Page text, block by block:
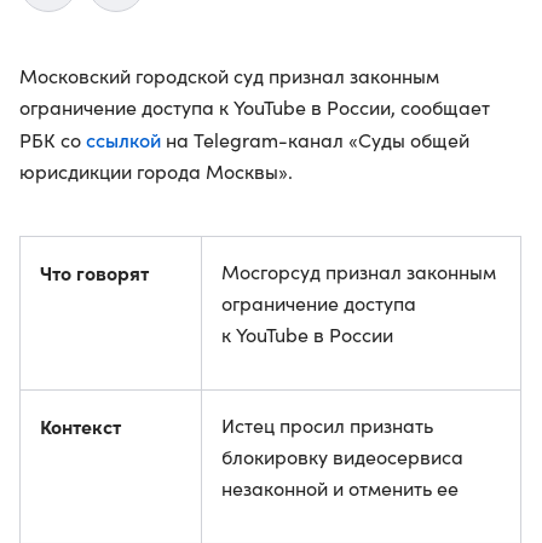
Московский городской суд признал законным
ограничение доступа к YouTube в России, сообщает
РБК соссылкой на Telegram-канал «Суды общей
юрисдикции города Москвы».
Что говорят
Мосгорсуд признал законным
ограничение доступа
к YouTube в России
Контекст
Истец просил признать
блокировку видеосервиса
незаконной и отменить ее